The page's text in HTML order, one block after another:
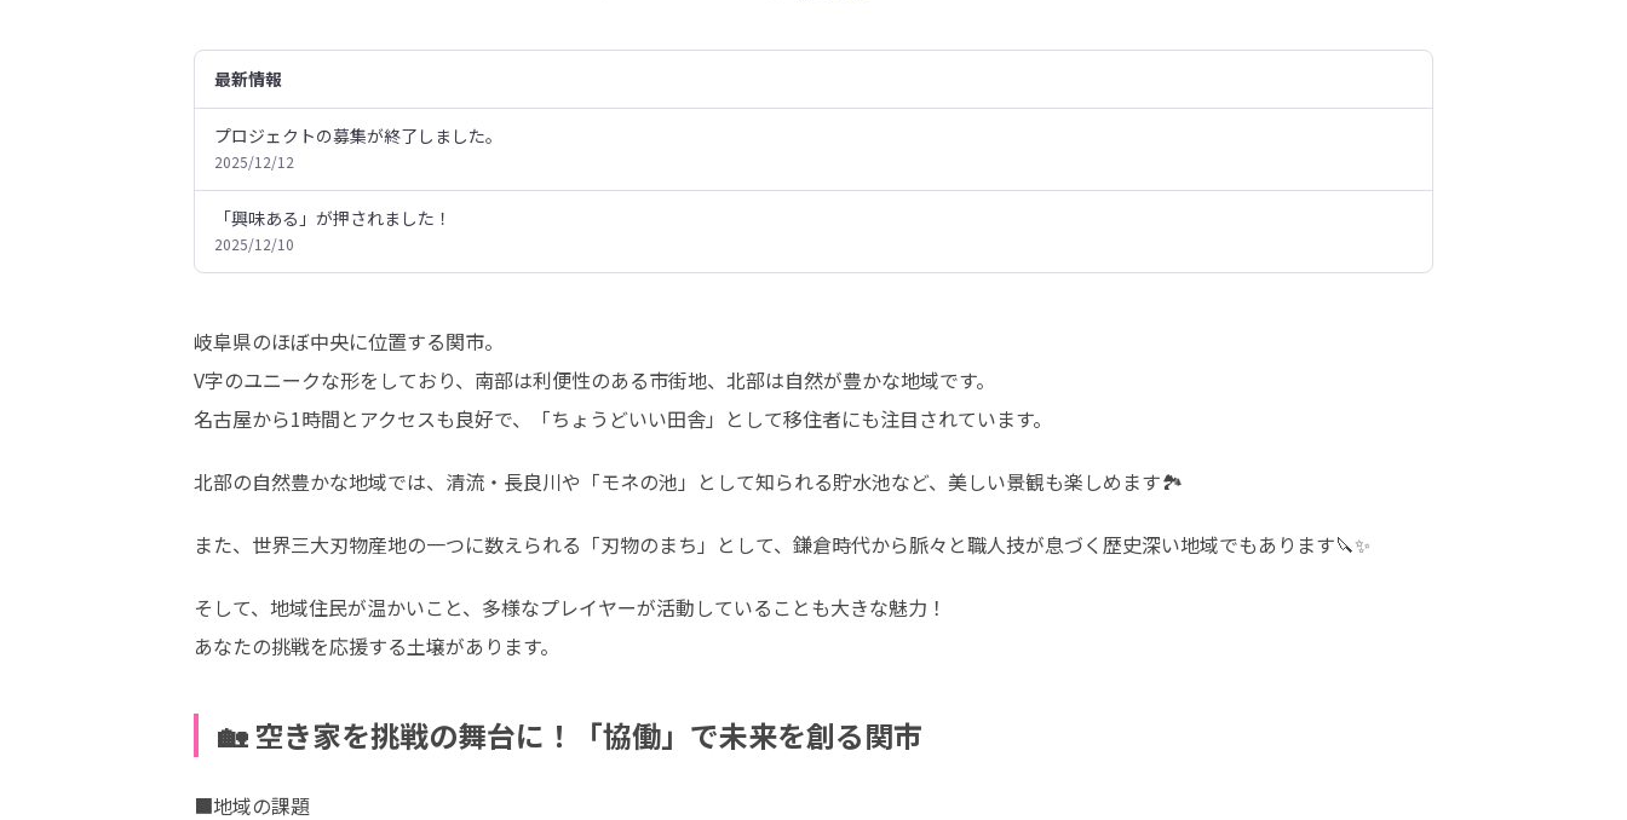
最新情報
プロジェクトの募集が終了しました。
2025/12/12
「興味ある」が押されました！
2025/12/10
岐阜県のほぼ中央に位置する関市。
V字のユニークな形をしており、南部は利便性のある市街地、北部は自然が豊かな地域です。
名古屋から1時間とアクセスも良好で、「ちょうどいい田舎」として移住者にも注目されています。
北部の自然豊かな地域では、清流・長良川や「モネの池」として知られる貯水池など、美しい景観も楽しめます🏞️
また、世界三大刃物産地の一つに数えられる「刃物のまち」として、鎌倉時代から脈々と職人技が息づく歴史深い地域でもあります🔪✨
そして、地域住民が温かいこと、多様なプレイヤーが活動していることも大きな魅力！
あなたの挑戦を応援する土壌があります。
🏡 空き家を挑戦の舞台に！「協働」で未来を創る関市
■地域の課題